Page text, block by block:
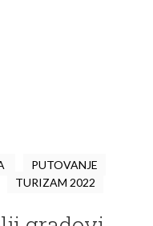
PUTOVANJE
TURIZAM 2022